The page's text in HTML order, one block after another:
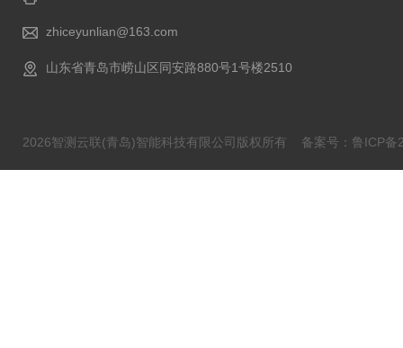
zhiceyunlian@163.com
山东省青岛市崂山区同安路880号1号楼2510
2026智测云联(青岛)智能科技有限公司版权所有 备案号：鲁ICP